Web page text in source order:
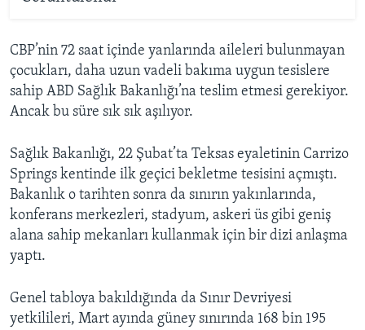
CBP’nin 72 saat içinde yanlarında aileleri bulunmayan
çocukları, daha uzun vadeli bakıma uygun tesislere
sahip ABD Sağlık Bakanlığı’na teslim etmesi gerekiyor.
Ancak bu süre sık sık aşılıyor.
Sağlık Bakanlığı, 22 Şubat’ta Teksas eyaletinin Carrizo
Springs kentinde ilk geçici bekletme tesisini açmıştı.
Bakanlık o tarihten sonra da sınırın yakınlarında,
konferans merkezleri, stadyum, askeri üs gibi geniş
alana sahip mekanları kullanmak için bir dizi anlaşma
yaptı.
Genel tabloya bakıldığında da Sınır Devriyesi
yetkilileri, Mart ayında güney sınırında 168 bin 195